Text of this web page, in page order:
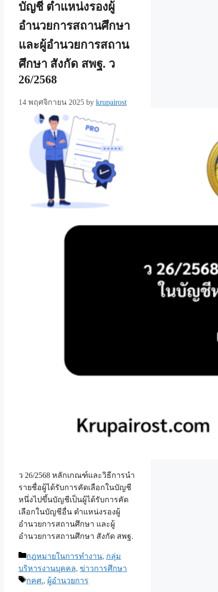
บัญชี ตำแหน่งรองผู้
อำนวยการสถานศึกษา
และผู้อำนวยการสถาน
ศึกษา สังกัด สพฐ. ว
26/2568
14 พฤศจิกายน 2025 by krupairost
ว 26/2568 หลักเกณฑ์และวิธีการนำ
รายชื่อผู้ได้รับการคัดเลือกในบัญชี
หนึ่งไปขึ้นบัญชีเป็นผู้ได้รับการคัด
เลือกในบัญชีอื่น ตำแหน่งรองผู้
อำนวยการสถานศึกษา และผู้
อำนวยการสถานศึกษา สังกัด สพฐ.
Categories
กฎหมายในการทำงาน, กลุ่ม
บริหารงานบุคคล, ข่าวการศึกษา
Tags
กคศ., ผู้อำนวยการ